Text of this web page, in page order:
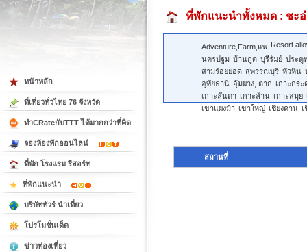
ที่พักแนะนำทั้งหมด : ชะ
Adventure,Farm,แพ Resort
นครปฐม บ้านกูด บุรีรัมย์ ประตู
สามร้อยยอด สุพรรณบุรี หัวหิน
อุทัยธานี อุ้มผาง, ตาก เกาะกร
เกาะลันตา เกาะล้าน เกาะสมุย
เขาแผงม้า เขาใหญ่ เชียงคาน
สถานที่
หน้าหลัก
ที่เที่ยวทั่วไทย 76 จังหวัด
ทำCRateกับTTT ได้มากกว่าที่คิด
จองห้องพักออนไลน์
ที่พัก โรงแรม รีสอร์ท
ที่พักแนะนำ
บริษัททัวร์ นำเที่ยว
โปรโมชั่นเด็ด
ข่าวท่องเที่ยว